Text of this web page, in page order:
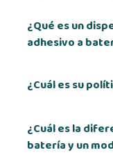
¿Qué es un
adhesivo a
¿Cuál es su
¿Cuál es la
batería y un